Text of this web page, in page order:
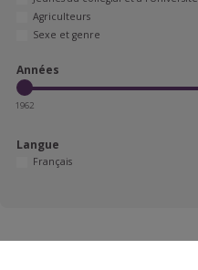
Agriculteurs
Sexe et genre
Années
1962
Langue
Français